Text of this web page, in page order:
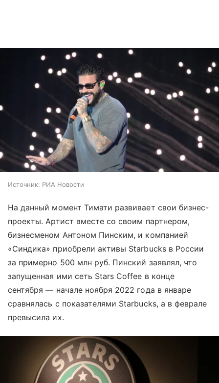
Источник: РИА Новости
На данный момент Тимати развивает свои бизнес-
проекты. Артист вместе со своим партнером,
бизнесменом Антоном Пинским, и компанией
«Синдика» приобрели активы Starbucks в России
за примерно 500 млн руб. Пинский заявлял, что
запущенная ими сеть Stars Coffee в конце
сентября — начале ноября 2022 года в январе
сравнялась с показателями Starbucks, а в феврале
превысила их.